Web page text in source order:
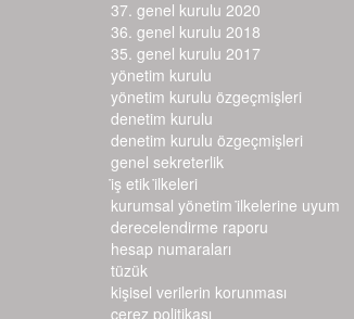
37. genel kurulu 2020
36. genel kurulu 2018
35. genel kurulu 2017
yönetim kurulu
yönetim kurulu özgeçmişleri
denetim kurulu
denetim kurulu özgeçmişleri
genel sekreterlik
i̇ş etik i̇lkeleri
kurumsal yönetim i̇lkelerine uyum d
erecelendirme raporu
hesap numaraları
tüzük
kişisel verilerin korunması
çerez politikası